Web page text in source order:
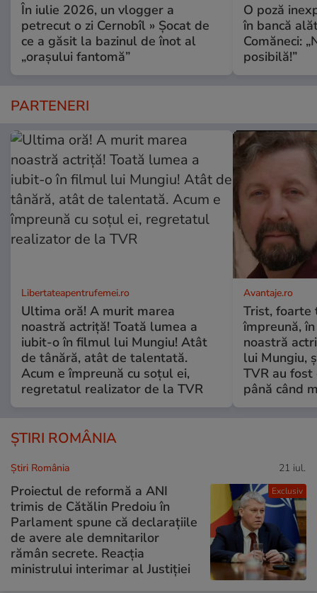
În iulie 2026, un vlogger a
petrecut o zi Cernobîl » Șocat de
ce a găsit la bazinul de înot al
„orașului fantomă”
O poză
în bancă
Comăneci:
posibilă!”
PARTENERI
Libertateapentrufemei.ro
Ultima oră! A murit marea
noastră actriță! Toată lumea a
iubit-o în filmul lui Mungiu! Atât
de tânără, atât de talentată.
Acum e împreună cu soțul ei,
regretatul realizator de la TVR
Avantaje.ro
Trist, foarte
împreună,
noastră
lui Mungiu,
TVR au
până când
ȘTIRI ROMÂNIA
Exclusiv
Știri România 21 iul.
Proiectul de reformă a ANI
trimis de Cătălin Predoiu în
Parlament spune că declarațiile
de avere ale demnitarilor
rămân secrete. Reacția
ministrului interimar al Justiției